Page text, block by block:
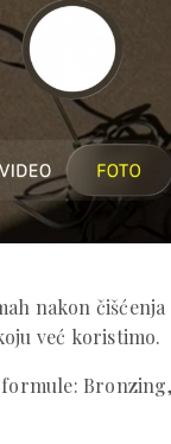
nakon
već koristimo.